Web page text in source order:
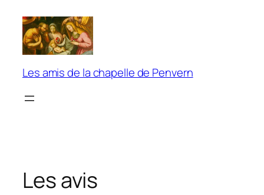
contenu
Les amis de la chapelle de Penvern
Les avis